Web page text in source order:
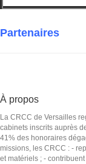
Partenaires
À propos
La CRCC de Versailles
cabinets inscrits auprès
41% des honoraires
missions, les CRCC : -
et matériels ; -